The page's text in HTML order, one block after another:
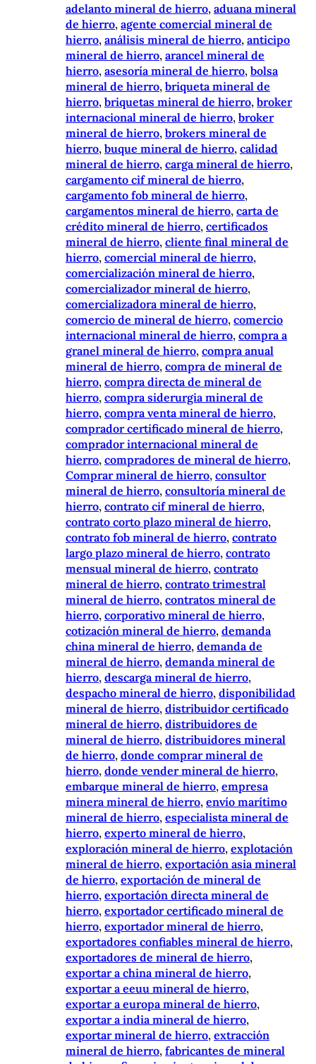
adelanto mineral de hierro, aduana mineral
de hierro, agente comercial mineral de
hierro, análisis mineral de hierro, anticipo
mineral de hierro, arancel mineral de
hierro, asesoría mineral de hierro, bolsa
mineral de hierro, briqueta mineral de
hierro, briquetas mineral de hierro, broker
internacional mineral de hierro, broker
mineral de hierro, brokers mineral de
hierro, buque mineral de hierro, calidad
mineral de hierro, carga mineral de hierro
cargamento cif mineral de hierro
cargamento fob mineral de hierro
cargamentos mineral de hierro, carta de
crédito mineral de hierro, certificados
mineral de hierro, cliente final mineral de
hierro, comercial mineral de hierro
comercialización mineral de hierro
comercializador mineral de hierro
comercializadora mineral de hierro
comercio de mineral de hierro, comercio
internacional mineral de hierro, compra a
granel mineral de hierro, compra anual
mineral de hierro, compra de mineral de
hierro, compra directa de mineral de
hierro, compra siderurgia mineral de
hierro, compra venta mineral de hierro
comprador certificado mineral de hierro
comprador internacional mineral de
hierro, compradores de mineral de hierro
Comprar mineral de hierro, consultor
mineral de hierro, consultoría mineral de
hierro, contrato cif mineral de hierro
contrato corto plazo mineral de hierro
contrato fob mineral de hierro, contrato
largo plazo mineral de hierro, contrato
mensual mineral de hierro, contrato
mineral de hierro, contrato trimestral
mineral de hierro, contratos mineral de
hierro, corporativo mineral de hierro
cotización mineral de hierro, demanda
china mineral de hierro, demanda de
mineral de hierro, demanda mineral de
hierro, descarga mineral de hierro
despacho mineral de hierro, disponibilidad
mineral de hierro, distribuidor certificado
mineral de hierro, distribuidores de
mineral de hierro, distribuidores mineral
de hierro, donde comprar mineral de
hierro, donde vender mineral de hierro
embarque mineral de hierro, empresa
minera mineral de hierro, envío marítimo
mineral de hierro, especialista mineral de
hierro, experto mineral de hierro
exploración mineral de hierro, explotación
mineral de hierro, exportación asia mineral
de hierro, exportación de mineral de
hierro, exportación directa mineral de
hierro, exportador certificado mineral de
hierro, exportador mineral de hierro
exportadores confiables mineral de hierro
exportadores de mineral de hierro
exportar a china mineral de hierro
exportar a eeuu mineral de hierro
exportar a europa mineral de hierro
exportar a india mineral de hierro
exportar mineral de hierro, extracción
mineral de hierro, fabricantes de mineral